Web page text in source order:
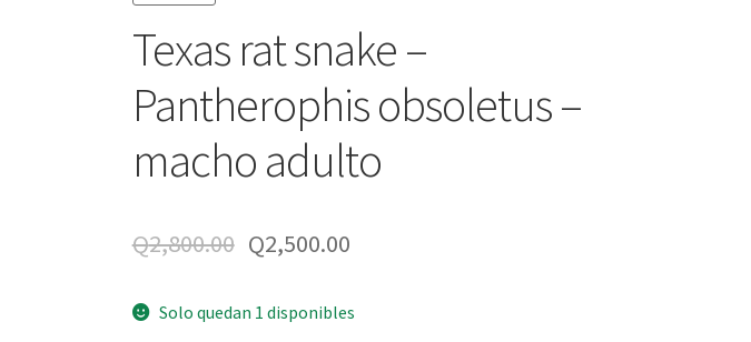
Texas rat snake –
Pantherophis obsoletus –
macho adulto
Q2,800.00 Q2,500.00
Solo quedan 1 disponibles